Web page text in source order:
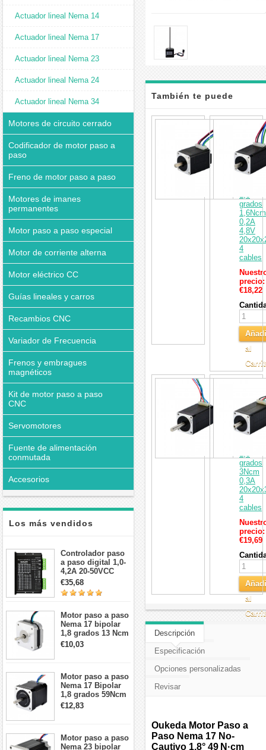
Actuador lineal Nema 14
Actuador lineal Nema 17
Actuador lineal Nema 23
Actuador lineal Nema 24
Actuador lineal Nema 34
Motores de circuito cerrado
Codificador de motor paso a
paso
Freno de motor paso a paso
Motores de imanes
permanentes
Motor paso a paso especial
Motor de corriente alterna
Motor eléctrico CC
Guías lineales y carros
Recambios CNC
Variador de Frecuencia
Frenos y embragues
magnéticos
Kit de motor paso a paso
CNC
Servomotores
Fuente de alimentación
conmutada
Accesorios
Los más vendidos
Controlador paso
a paso digital 1,0-
4,2A 20-50VCC
para motor paso a
paso Nema 17, 23,
24
€35,68
Motor paso a paso
Nema 17 bipolar
1,8 grados 13 Ncm
1A 3,5 V
42x42x20mm 4
€10,03
Motor paso a paso
Nema 17 Bipolar
1,8 grados 59Ncm
2A 42x48mm 4
cables compatible
€12,83
Motor paso a paso
Nema 23 bipolar
También te puede
interesar
motor
paso
a
paso
Nema
1,8
grados
1,6Ncm
0,2A
4,8V
4
cables
precio:
€18,22
al
paso
Nema
8
bipolar
1,8
grados
3Ncm
0,3A
4
cables
precio:
€19,69
al
Descripción
Especificación
Opciones personalizadas
Revisar
Oukeda Motor Paso a
Paso Nema 17 No-
Cautivo 1.8° 49 N·cm